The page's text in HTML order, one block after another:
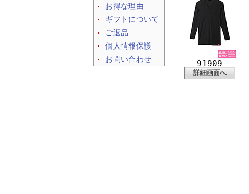
91909
詳細画面へ
お得な理由
ギフトについて
ご返品
個人情報保護
お問い合わせ